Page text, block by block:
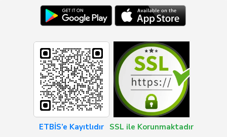
ETBİS’e Kayıtlıdır SSL ile Korunmaktadır